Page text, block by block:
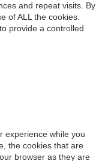
and repeat visits. By
of ALL the cookies.
provide a controlled
experience while you
the cookies that are
browser as they are